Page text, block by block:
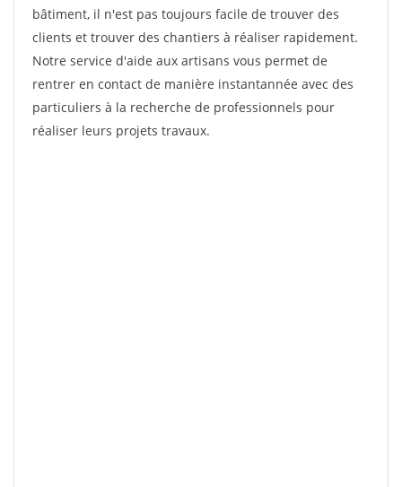
bâtiment, il n'est pas toujours facile de trouver des
clients et trouver des chantiers à réaliser rapidement.
Notre service d'aide aux artisans vous permet de
rentrer en contact de manière instantannée avec des
particuliers à la recherche de professionnels pour
réaliser leurs projets travaux.